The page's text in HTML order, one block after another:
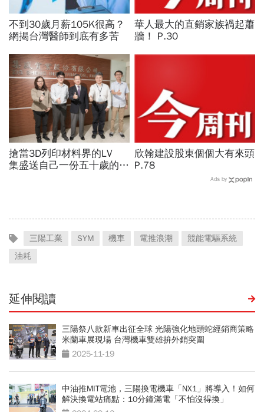
不到30歲月薪105K很高？
網揭台灣醫師到底有多苦
華人最大的直銷家族禍起蕭
牆！ P.30
搶當3D列印材料界的LV
集盛送自己一份五十歲的生
欣翰建設股東個個大有來頭
P.78
Ads by
三陽工業 SYM 機車 電推浪潮
競能電驅系統
油耗
延伸閱讀
三陽祭八款新車出征全球 光陽強化地頭蛇經銷商策略
米蘭車展現場 台灣機車雙雄拚外銷突圍
2025-11-19
中油推MIT電池，三陽換電機車「NX1」將導入！如何
解決換電站痛點：10分鐘滿電「不怕沒得換」